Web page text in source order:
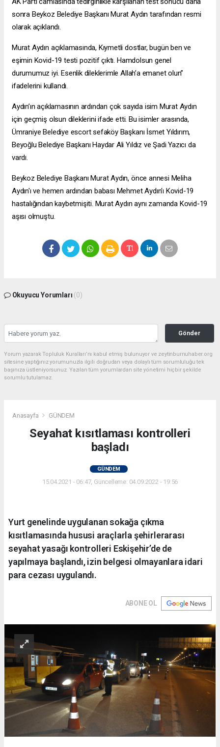
sonra Beykoz Belediye Başkanı Murat Aydın tarafından resmi
olarak açıklandı.
Murat Aydın açıklamasında, Kıymetli dostlar, bugün ben ve
eşimin Kovid-19 testi pozitif çıktı. Hamdolsun genel
durumumuz iyi. Esenlik dileklerimle Allah’a emanet olun”
ifadelerini kullandı.
Aydın’ın açıklamasının ardından çok sayıda isim Murat Aydın
için geçmiş olsun dileklerini ifade etti. Bu isimler arasında,
Ümraniye Belediye escort sefaköyBaşkanı İsmet Yıldırım,
Beyoğlu Belediye Başkanı Haydar Ali Yıldız ve Şadi Yazıcı da
vardı.
Beykoz Belediye Başkanı Murat Aydın, önce annesi Meliha
Aydın'ı ve hemen ardından babası Mehmet Aydın'ı Kovid-19
hastalığından kaybetmişiti. Murat Aydın aynı zamanda Kovid-19
aşısı olmuştu.
Okuyucu Yorumları (0)
Gönder
Yorum yazarak Topluluk Kuralları’nı kabul etmiş bulunuyor ve zeytinburnuhaber.org
sitesine yaptığınız yorumunuzla ilgili doğrudan veya dolaylı tüm sorumluluğu tek
başınıza üstleniyorsunuz. Yazılan tüm yorumlardan site yönetimi hiçbir şekilde
sorumlu tutulamaz.
Anasayfa GÜNDEM
Seyahat kısıtlaması kontrolleri
başladı
GÜNDEM
15.04.2021 - 06:47, Güncelleme: 04.09.2022 - 19:56
Yurt genelinde uygulanan sokağa çıkma
kısıtlamasında hususi araçlarla şehirlerarası
seyahat yasağı kontrolleri Eskişehir’de de
yapılmaya başlandı, izin belgesi olmayanlara idari
para cezası uygulandı.
ABONE OL